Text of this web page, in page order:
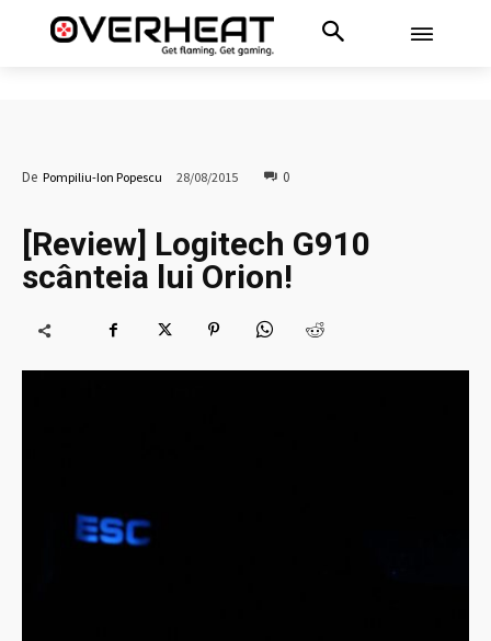
De Pompiliu-Ion Popescu 28/08/2015 0
[Review] Logitech G910
scânteia lui Orion!